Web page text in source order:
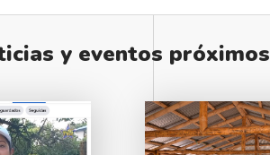
y eventos próximos